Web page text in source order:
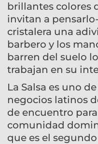
brillantes colores
invitan a
cristalera una
barbero y los
barren del suelo
trabajan en su
La Salsa es uno
negocios latinos
de encuentro
comunidad
que es el